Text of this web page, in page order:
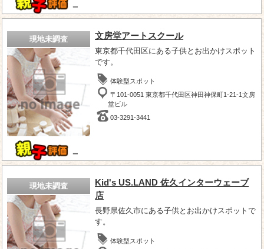
－
現地未調査
－
文房堂アートスクール
東京都千代田区にある子供とお出かけスポット
です。
体験型スポット
〒101-0051 東京都千代田区神田神保町1-21-1文房
堂ビル
03-3291-3441
現地未調査
Kid's US.LAND 佐久インターウェーブ
店
長野県佐久市にある子供とお出かけスポットで
す。
体験型スポット